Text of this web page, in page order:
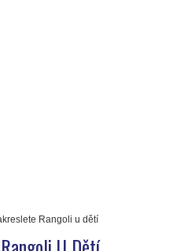
Rangoli u dětí